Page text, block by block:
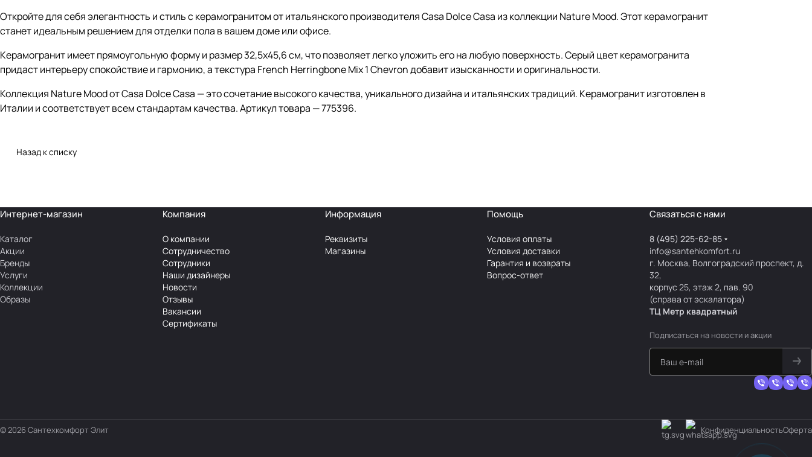
Откройте для себя элегантность и стиль с керамогранитом от итальянского производителя Casa Dolce Casa из коллекции Nature Mood. Этот керамогранит
станет идеальным решением для отделки пола в вашем доме или офисе.
Керамогранит имеет прямоугольную форму и размер 32,5x45,6 см, что позволяет легко уложить его на любую поверхность. Серый цвет керамогранита
придаст интерьеру спокойствие и гармонию, а текстура French Herringbone Mix 1 Chevron добавит изысканности и оригинальности.
Коллекция Nature Mood от Casa Dolce Casa — это сочетание высокого качества, уникального дизайна и итальянских традиций. Керамогранит изготовлен в
Италии и соответствует всем стандартам качества. Артикул товара — 775396.
Назад к списку
Интернет-магазин
Каталог
Акции
Бренды
Услуги
Коллекции
Образы
Компания
О компании
Сотрудничество
Сотрудники
Наши дизайнеры
Новости
Отзывы
Вакансии
Сертификаты
Информация
Реквизиты
Магазины
Помощь
Условия оплаты
Условия доставки
Гарантия и возвраты
Вопрос-ответ
Связаться с нами
8 (495) 225-62-85
info@santehkomfort.ru
г. Москва, Волгоградский проспект, д.
32,
корпус 25, этаж 2, пав. 90
(справа от эскалатора)
ТЦ Метр квадратный
Подписаться на новости и акции
© 2026 Сантехкомфорт Элит КонфиденциальностьОферта